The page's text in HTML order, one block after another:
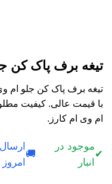
تیغه برف پاک کن جلو
با قیمت عالی. کیفیت
ام وی ام کارز.
✔
موجود در
انبار
🚚
امروز